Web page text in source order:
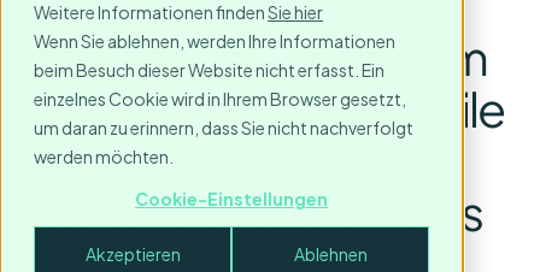
Weitere Informationen findenSie hier
Wenn Sie ablehnen, werden Ihre Informationen
beim Besuch dieser Website nicht erfasst. Ein
einzelnes Cookie wird in Ihrem Browser gesetzt,
um daran zu erinnern, dass Sie nicht nachverfolgt
werden möchten.
Cookie-Einstellungen
Akzeptieren Ablehnen
Apartool im Programm
Valor Afegit: Die Vorteile
von
Geschäftsapartments
March 17, 2025